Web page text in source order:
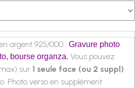
argent 925/000.Gravure photo
bourse organza.Vous pouvez
sur1 seule face (ou 2 suppl)
Photo verso en supplément